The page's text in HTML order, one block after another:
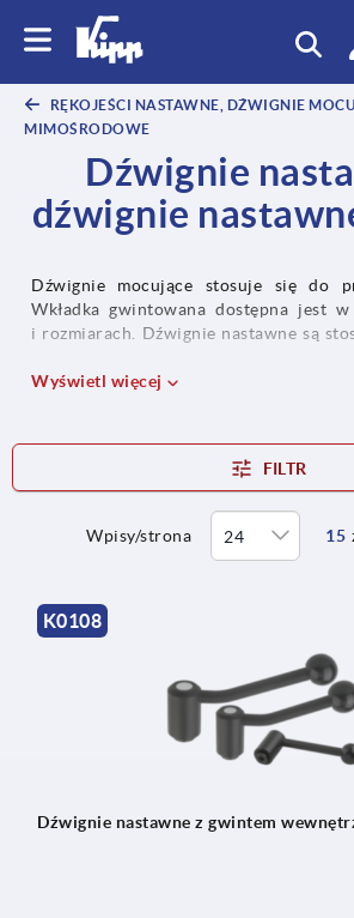
RĘKOJEŚCI NASTAWNE, DŹWIGNIE
MIMOŚRODOWE
Dźwignie
dźwignie
Dźwignie mocujące stosuje się do
Wkładka gwintowana dostępna jest
i rozmiarach. Dźwignie nastawne są
Wyświetl więcej
FILTR
Wpisy/strona 15
K0108
Dźwignie nastawne z gwintem